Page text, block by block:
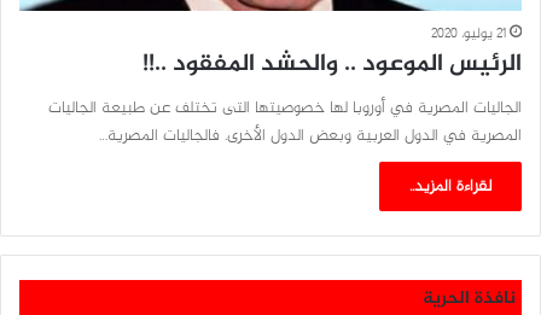
21 يوليو، 2020
الرئيس الموعود .. والحشد المفقود ..!!
الجاليات المصرية في أوروبا لها خصوصيتها التى تختلف عن طبيعة الجاليات
المصرية في الدول العربية وبعض الدول الأخرى. فالجاليات المصرية…
لقراءة المزيد..
نافذة الحرية